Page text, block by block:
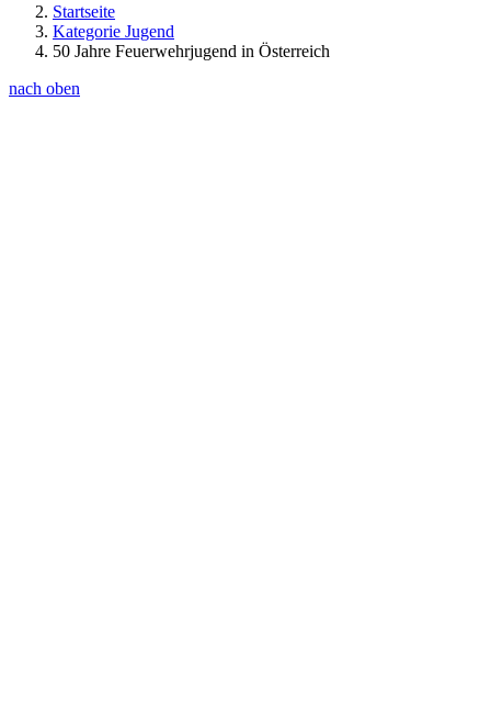
Startseite
Kategorie Jugend
50 Jahre Feuerwehrjugend in Österreich
nach oben